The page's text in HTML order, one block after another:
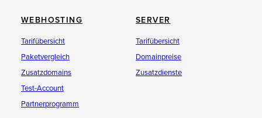
WEBHOSTING
Tarifübersicht
Paketvergleich
Zusatzdomains
Test-Account
Partnerprogramm
SERVER
Tarifübersicht
Domainpreise
Zusatzdienste